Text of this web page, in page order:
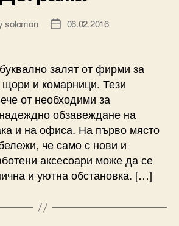
solomon
Post06.02.2016
залят от фирми за
и комарници. Тези
от необходими за
обзавеждане на
и на офиса. На първо място
че само с нови и
аксесоари може да се
и уютна обстановка. […]